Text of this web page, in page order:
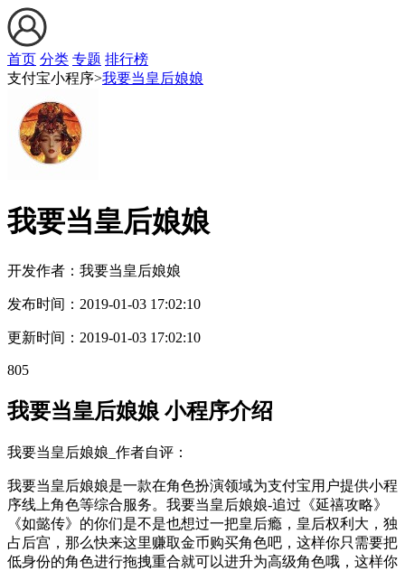
首页 分类 专题 排行榜
支付宝小程序>我要当皇后娘娘
我要当皇后娘娘
开发作者： 我要当皇后娘娘
发布时间： 2019-01-03 17:02:10
更新时间： 2019-01-03 17:02:10
805
我要当皇后娘娘 小程序介绍
我要当皇后娘娘_作者自评：
我要当皇后娘娘是一款在角色扮演领域为支付宝用户提供小程
序线上角色等综合服务。我要当皇后娘娘-追过《延禧攻略》
《如懿传》的你们是不是也想过一把皇后瘾，皇后权利大，独
占后宫，那么快来这里赚取金币购买角色吧，这样你只需要把
低身份的角色进行拖拽重合就可以进升为高级角色哦，这样你